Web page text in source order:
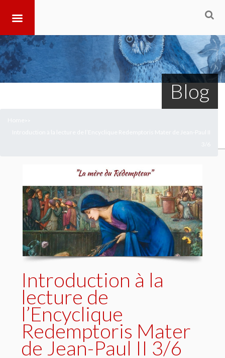
Blog
Introduction à la
lecture de
l’Encyclique
Redemptoris Mater
de Jean-Paul II 3/6